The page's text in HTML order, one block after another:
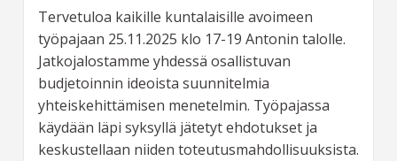
Tervetuloa kaikille kuntalaisille avoimeen
työpajaan 25.11.2025 klo 17-19 Antonin talolle.
Jatkojalostamme yhdessä osallistuvan
budjetoinnin ideoista suunnitelmia
yhteiskehittämisen menetelmin. Työpajassa
käydään läpi syksyllä jätetyt ehdotukset ja
keskustellaan niiden toteutusmahdollisuuksista.